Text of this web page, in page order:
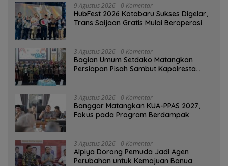
9 Agustus 2026 0 Komentar
HubFest 2026 Kotabaru Sukses Digelar,
Trans Saijaan Gratis Mulai Beroperasi
3 Agustus 2026 0 Komentar
Bagian Umum Setdako Matangkan
Persiapan Pisah Sambut Kapolresta
3 Agustus 2026 0 Komentar
‎Banggar Matangkan KUA-PPAS 2027,
Fokus pada Program Berdampak
3 Agustus 2026 0 Komentar
‎Alpiya Dorong Pemuda Jadi Agen
Perubahan untuk Kemajuan Banua ‎